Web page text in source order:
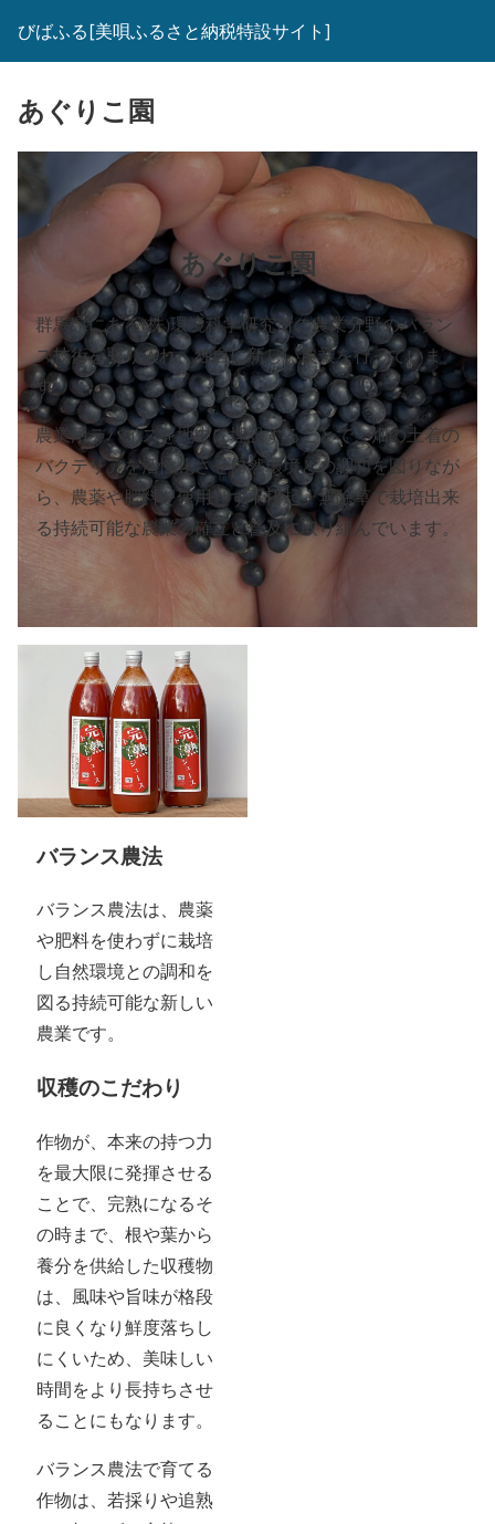
びばふる[美唄ふるさと納税特設サイト]
あぐりこ園
あぐりこ園
群馬県にある(株)環境科学研究所の農業分野のバラン
ス技術を取り入れ、独自に新しい農業を行っていま
す。
農業用デバイスを地中に埋設することで、畑の土着の
バクテリアを活性化させ自然環境との調和を図りなが
ら、農薬や肥料を使用せず不耕起・無除草で栽培出来
る持続可能な農業の確立と普及に取り組んでいます。
バランス農法
バランス農法は、農薬
や肥料を使わずに栽培
し自然環境との調和を
図る持続可能な新しい
農業です。
収穫のこだわり
作物が、本来の持つ力
を最大限に発揮させる
ことで、完熟になるそ
の時まで、根や葉から
養分を供給した収穫物
は、風味や旨味が格段
に良くなり鮮度落ちし
にくいため、美味しい
時間をより長持ちさせ
ることにもなります。
バランス農法で育てる
作物は、若採りや追熟